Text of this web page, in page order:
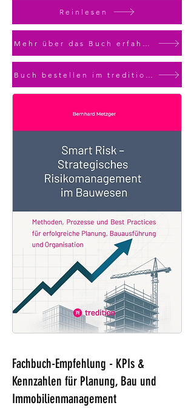
Reinlesen
Fachbuch-Empfehlung - KPIs &
Kennzahlen für Planung, Bau und
Immobilienmanagement